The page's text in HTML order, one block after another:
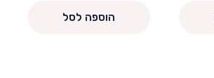
הוספה לסל